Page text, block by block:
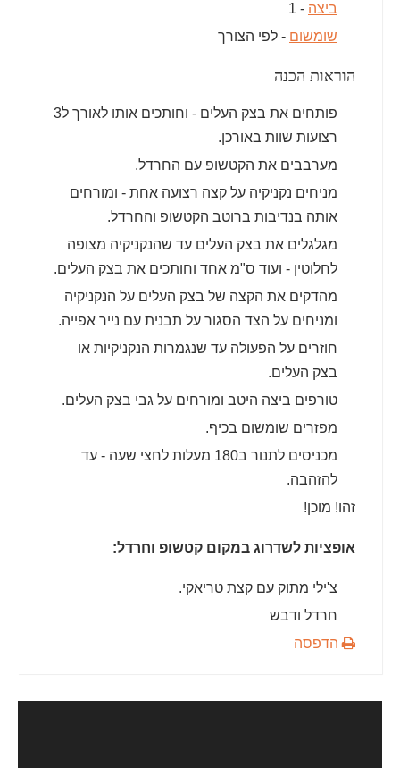
ביצה - 1
שומשום - לפי הצורך
הוראות הכנה
פותחים את בצק העלים - וחותכים אותו לאורך ל3
רצועות שוות באורכן.
מערבבים את הקטשופ עם החרדל.
מניחים נקניקיה על קצה רצועה אחת - ומורחים
אותה בנדיבות ברוטב הקטשופ והחרדל.
מגלגלים את בצק העלים עד שהנקניקיה מצופה
לחלוטין - ועוד ס"מ אחד וחותכים את בצק העלים.
מהדקים את הקצה של בצק העלים על הנקניקיה
ומניחים על הצד הסגור על תבנית עם נייר אפייה.
חוזרים על הפעולה עד שנגמרות הנקניקיות או
בצק העלים.
טורפים ביצה היטב ומורחים על גבי בצק העלים.
מפזרים שומשום בכיף.
מכניסים לתנור ב180 מעלות לחצי שעה - עד
להזהבה.
זהו! מוכן!
אופציות לשדרוג במקום קטשופ וחרדל:
צ'ילי מתוק עם קצת טריאקי.
חרדל ודבש
הדפסה